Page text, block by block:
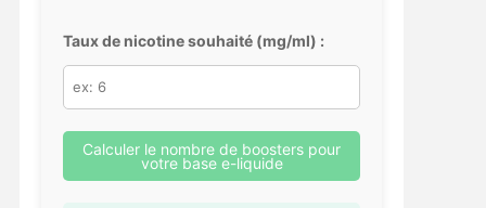
Taux de nicotine souhaité (mg/ml) :
Calculer le nombre de boosters pour
votre base e-liquide